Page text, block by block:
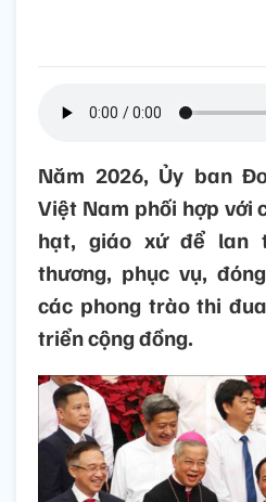
Năm 2026, Ủy ban
Việt Nam phối hợp với
hạt, giáo xứ để lan
thương, phục vụ,
các phong trào thi
triển cộng đồng.